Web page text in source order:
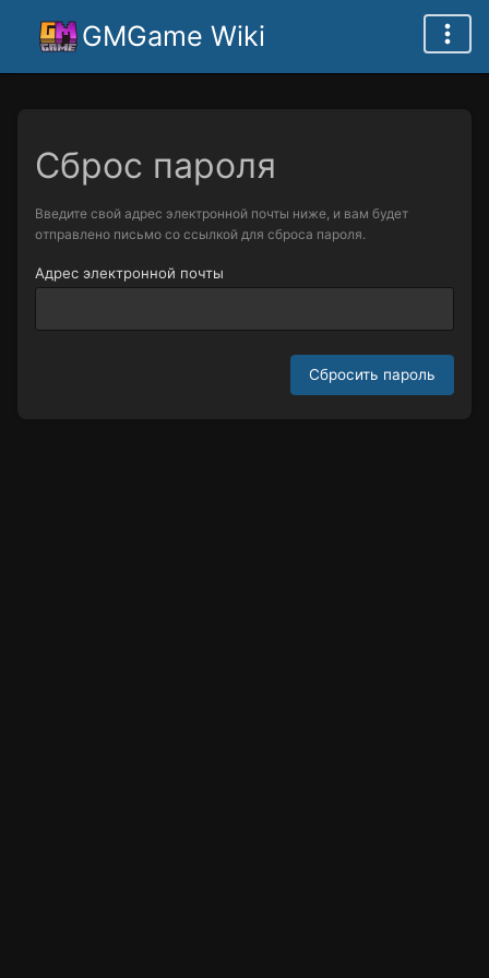
GMGame Wiki
Сброс пароля
Введите свой адрес электронной почты ниже, и вам будет
отправлено письмо со ссылкой для сброса пароля.
Адрес электронной почты
Сбросить пароль